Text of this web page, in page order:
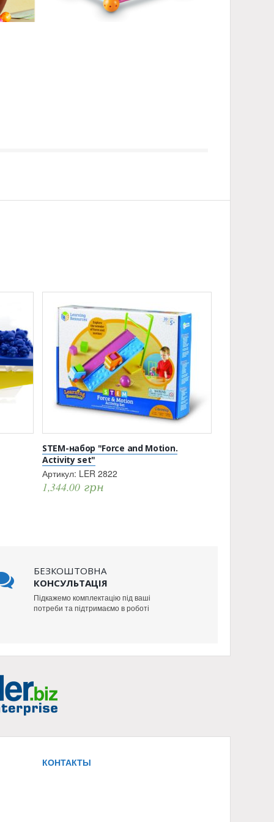
STEM-набор "Force and Motion.
Activity set"
Артикул: LER 2822
1,344.00 грн
БЕЗКОШТОВНА
КОНСУЛЬТАЦІЯ
Підкажемо комплектацію під ваші
потреби та підтримаємо в роботі
КОНТАКТЫ